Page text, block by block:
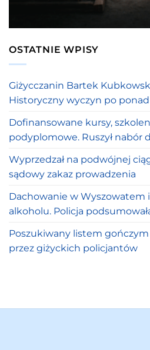
OSTATNIE WPISY
Giżycczanin Bartek Kubkowski
Historyczny wyczyn po
Dofinansowane kursy,
podyplomowe. Ruszył nabór
Wyprzedzał na podwójnej
sądowy zakaz prowadzenia
Dachowanie w Wyszowatem
alkoholu. Policja
Poszukiwany listem
przez giżyckich policjantów